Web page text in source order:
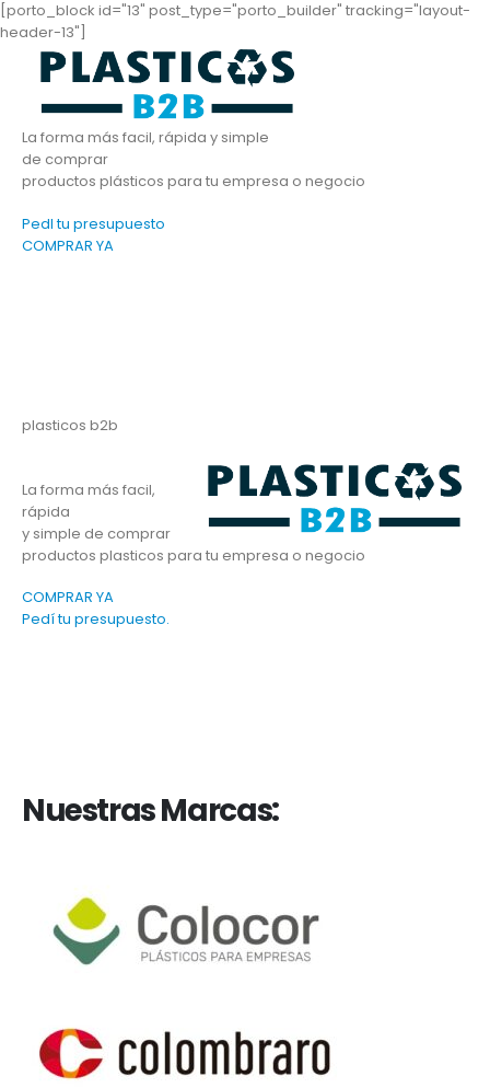
[porto_block id="13" post_type="porto_builder" tracking="layout-
header-13"]
La forma más facil, rápida y simple
de comprar
productos plásticos para tu empresa o negocio
PedI tu presupuesto
COMPRAR YA
plasticos b2b
La forma más facil,
rápida
y simple de comprar
productos plasticos para tu empresa o negocio
COMPRAR YA
Pedí tu presupuesto.
Nuestras Marcas: